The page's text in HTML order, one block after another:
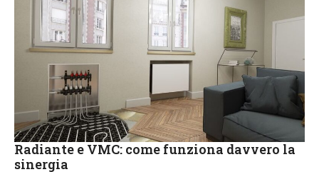
Radiante e VMC: come funziona davvero la
sinergia